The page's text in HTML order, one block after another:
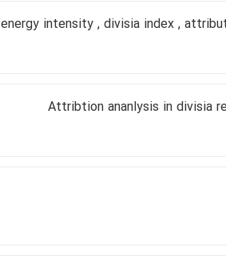
energy intensity , divisia index ,
Attribtion ananlysis in divisia